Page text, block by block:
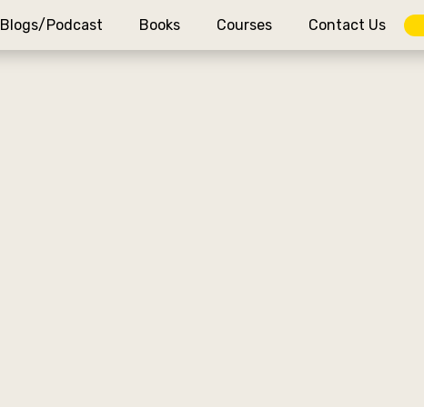
Blogs/Podcast Books Courses Contact Us